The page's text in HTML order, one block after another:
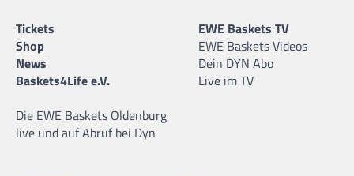
Tickets
Shop
News
Baskets4Life e.V.
Die EWE Baskets Oldenburg
live und auf Abruf bei Dyn
EWE Baskets TV
EWE Baskets Videos
Dein DYN Abo
Live im TV